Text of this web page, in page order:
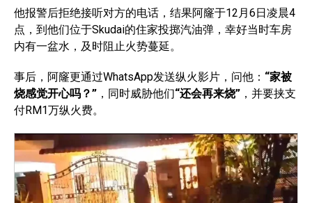
他报警后拒绝接听对方的电话，结果阿窿于12月6日凌晨4
点，到他们位于Skudai的住家投掷汽油弹，幸好当时车房
内有一盆水，及时阻止火势蔓延。
事后，阿窿更通过WhatsApp发送纵火影片，问他： “家被
烧感觉开心吗？” ，同时威胁他们“还会再来烧” ，并要挟支
付RM1万纵火费。